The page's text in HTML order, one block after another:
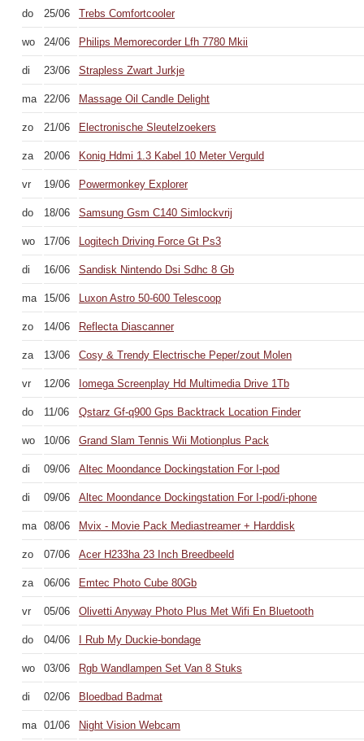
do 25/06 Trebs Comfortcooler
wo 24/06 Philips Memorecorder Lfh 7780 Mkii
di 23/06 Strapless Zwart Jurkje
ma 22/06 Massage Oil Candle Delight
zo 21/06 Electronische Sleutelzoekers
za 20/06 Konig Hdmi 1.3 Kabel 10 Meter Verguld
vr 19/06 Powermonkey Explorer
do 18/06 Samsung Gsm C140 Simlockvrij
wo 17/06 Logitech Driving Force Gt Ps3
di 16/06 Sandisk Nintendo Dsi Sdhc 8 Gb
ma 15/06 Luxon Astro 50-600 Telescoop
zo 14/06 Reflecta Diascanner
za 13/06 Cosy & Trendy Electrische Peper/zout Molen
vr 12/06 Iomega Screenplay Hd Multimedia Drive 1Tb
do 11/06 Qstarz Gf-q900 Gps Backtrack Location Finder
wo 10/06 Grand Slam Tennis Wii Motionplus Pack
di 09/06 Altec Moondance Dockingstation For I-pod
di 09/06 Altec Moondance Dockingstation For I-pod/i-phone
ma 08/06 Mvix - Movie Pack Mediastreamer + Harddisk
zo 07/06 Acer H233ha 23 Inch Breedbeeld
za 06/06 Emtec Photo Cube 80Gb
vr 05/06 Olivetti Anyway Photo Plus Met Wifi En Bluetooth
do 04/06 I Rub My Duckie-bondage
wo 03/06 Rgb Wandlampen Set Van 8 Stuks
di 02/06 Bloedbad Badmat
ma 01/06 Night Vision Webcam